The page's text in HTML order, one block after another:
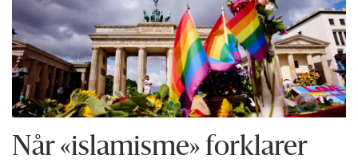
Når «islamisme» forklarer